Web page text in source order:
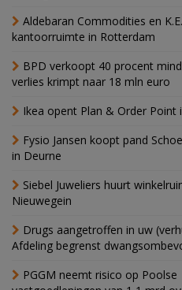
Aldebaran Commodities en
kantoorruimte in Rotterdam
BPD verkoopt 40 procent
verlies krimpt naar 18 mln euro
Ikea opent Plan & Order Point
Fysio Jansen koopt pand
in Deurne
Siebel Juweliers huurt
Nieuwegein
Drugs aangetroffen in uw
Afdeling begrenst
PGGM neemt risico op Poolse